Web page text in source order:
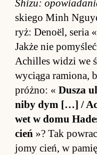
Shi­zu:
skiego Minh
ryż: De­noël, se­ria
Jakże nie
Achil­les wi­dzi we
wy­ciąga ramio­na,
próż­no: « Du­sza
niby dym […] /
wet w domu
cień »? Tak
jomy cień, w